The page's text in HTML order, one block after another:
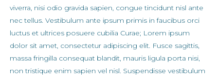
viverra, nisi odio gravida sapien, congue tincidunt nisl ante
nec tellus. Vestibulum ante ipsum primis in faucibus orci
luctus et ultrices posuere cubilia Curae; Lorem ipsum
dolor sit amet, consectetur adipiscing elit. Fusce sagittis,
massa fringilla consequat blandit, mauris ligula porta nisi,
non tristique enim sapien vel nisl. Suspendisse vestibulum